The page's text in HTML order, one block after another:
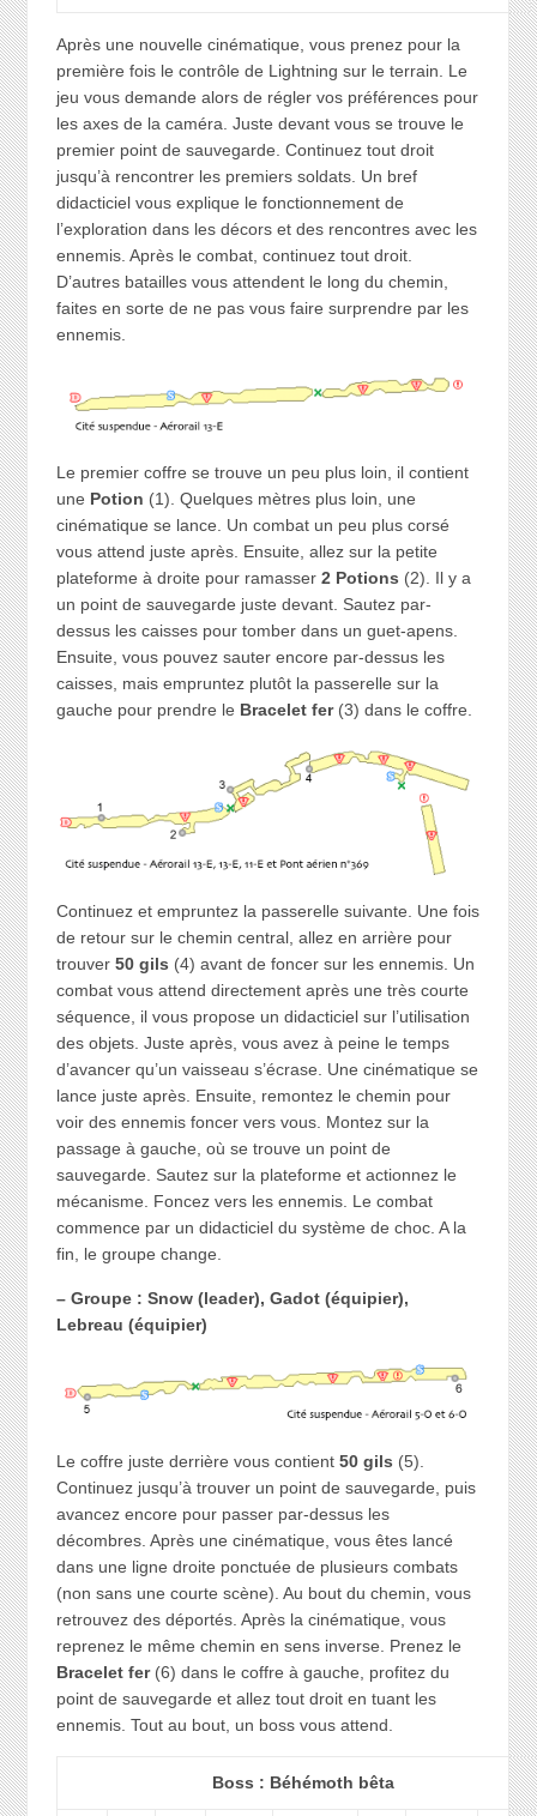
Après une nouvelle cinématique, vous prenez pour la
première fois le contrôle de Lightning sur le terrain. Le
jeu vous demande alors de régler vos préférences pour
les axes de la caméra. Juste devant vous se trouve le
premier point de sauvegarde. Continuez tout droit
jusqu’à rencontrer les premiers soldats. Un bref
didacticiel vous explique le fonctionnement de
l’exploration dans les décors et des rencontres avec les
ennemis. Après le combat, continuez tout droit.
D’autres batailles vous attendent le long du chemin,
faites en sorte de ne pas vous faire surprendre par les
ennemis.
Le premier coffre se trouve un peu plus loin, il contient
une Potion (1). Quelques mètres plus loin, une
cinématique se lance. Un combat un peu plus corsé
vous attend juste après. Ensuite, allez sur la petite
plateforme à droite pour ramasser 2 Potions (2). Il y a
un point de sauvegarde juste devant. Sautez par-
dessus les caisses pour tomber dans un guet-apens.
Ensuite, vous pouvez sauter encore par-dessus les
caisses, mais empruntez plutôt la passerelle sur la
gauche pour prendre le Bracelet fer(3) dans le coffre.
Continuez et empruntez la passerelle suivante. Une fois
de retour sur le chemin central, allez en arrière pour
trouver 50 gils (4) avant de foncer sur les ennemis. Un
combat vous attend directement après une très courte
séquence, il vous propose un didacticiel sur l’utilisation
des objets. Juste après, vous avez à peine le temps
d’avancer qu’un vaisseau s’écrase. Une cinématique se
lance juste après. Ensuite, remontez le chemin pour
voir des ennemis foncer vers vous. Montez sur la
passage à gauche, où se trouve un point de
sauvegarde. Sautez sur la plateforme et actionnez le
mécanisme. Foncez vers les ennemis. Le combat
commence par un didacticiel du système de choc. A la
fin, le groupe change.
– Groupe : Snow (leader), Gadot (équipier),
Lebreau (équipier)
Le coffre juste derrière vous contient 50 gils (5).
Continuez jusqu’à trouver un point de sauvegarde, puis
avancez encore pour passer par-dessus les
décombres. Après une cinématique, vous êtes lancé
dans une ligne droite ponctuée de plusieurs combats
(non sans une courte scène). Au bout du chemin, vous
retrouvez des déportés. Après la cinématique, vous
reprenez le même chemin en sens inverse. Prenez le
Bracelet fer(6) dans le coffre à gauche, profitez du
point de sauvegarde et allez tout droit en tuant les
ennemis. Tout au bout, un boss vous attend.
Boss : Béhémoth bêta